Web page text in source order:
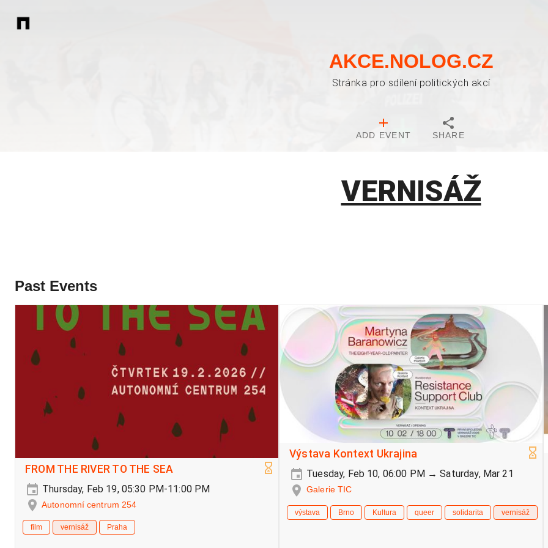
AKCE.NOLOG.CZ
Stránka pro sdílení politických akcí
ADD EVENT SHARE
VERNISÁŽ
Past Events
FROM THE RIVER TO THE SEA
Thursday, Feb 19, 05:30 PM-11:00 PM
Autonomní centrum 254
film vernisáž Praha
Výstava Kontext Ukrajina
Tuesday, Feb 10, 06:00 PM → Saturday, Mar 21
Galerie TIC
výstava Brno Kultura queer solidarita vernisáž